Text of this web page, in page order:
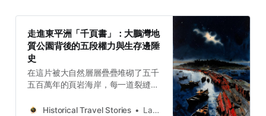
走進東平洲「千頁書」：大鵬灣地
質公園背後的五段權力與生存邊陲
史
在這片被大自然層層疊疊堆砌了五千
五百萬年的頁岩海岸，每一道裂縫都
洲，這座孤懸於香港最東北端的邊陲
Historical Travel Stories Lawrence